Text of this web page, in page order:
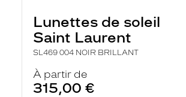
Lunettes de soleil
Saint Laurent
SL469 004 NOIR BRILLANT
À partir de
315,00 €